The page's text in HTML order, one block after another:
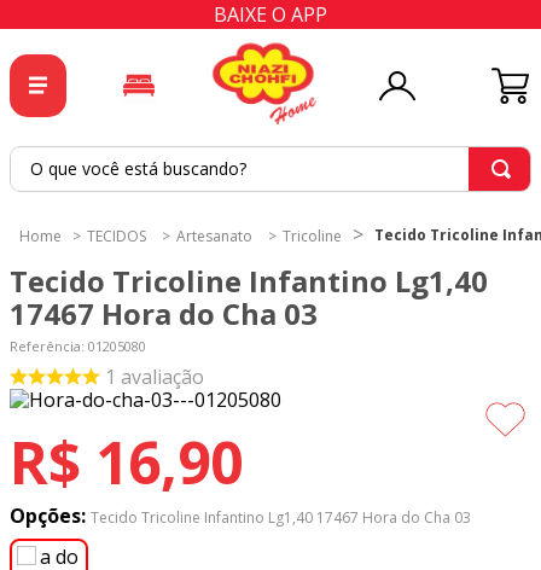
BAIXE O APP
O que você está buscando?
TECIDOS Artesanato Tricoline Tecido Tricoline
Tecido Tricoline Infantino Lg1,40
17467 Hora do Cha 03
Referência: 01205080
1 avaliação
R$ 16,90
Opções: Tecido Tricoline Infantino Lg1,40 17467 Hora do Cha 03
2º
tapete
cortina
4º
tapetes
6º
tecido tricoline
7º
percal
8 º
tecido oxford